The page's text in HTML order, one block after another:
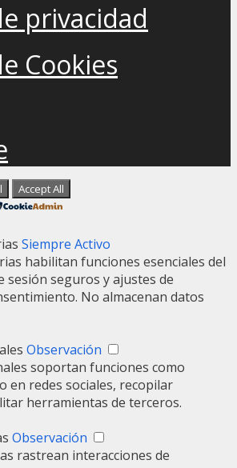
privacidad
Cookies
Accept All
Siempre Activo
habilitan funciones esenciales del
sesión seguros y ajustes de
No almacenan datos
Observación
soportan funciones como
en redes sociales, recopilar
herramientas de terceros.
Observación
rastrean interacciones de